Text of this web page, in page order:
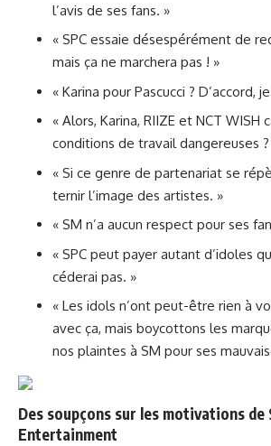
l’avis de ses fans. »
« SPC essaie désespérément de
mais ça ne marchera pas ! »
« Karina pour Pascucci ? D’accord,
« Alors, Karina, RIIZE et NCT WISH
conditions de travail dangereuses ?
« Si ce genre de partenariat se
ternir l’image des artistes. »
« SM n’a aucun respect pour ses
« SPC peut payer autant d’idoles
céderai pas. »
« Les idols n’ont peut-être rien à
avec ça, mais boycottons les
nos plaintes à SM pour ses
Des soupçons sur les motivations de
Entertainment